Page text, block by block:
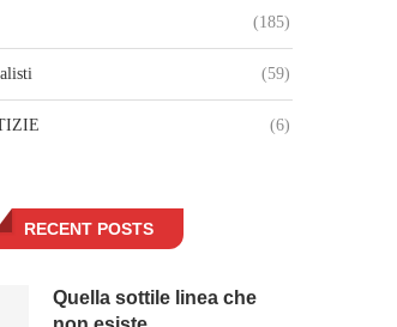
(185)
(59)
(6)
RECENT POSTS
Quella sottile linea che